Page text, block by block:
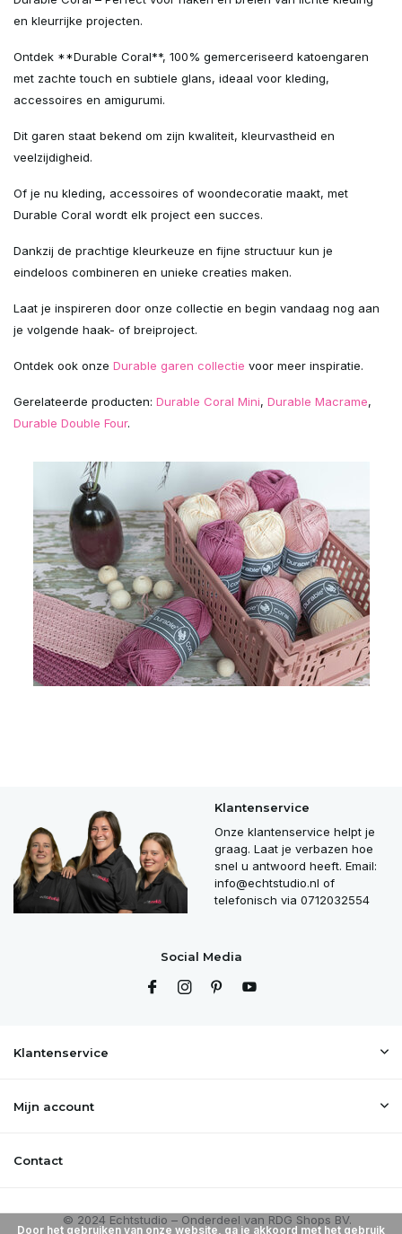
en kleurrijke projecten.
Ontdek **Durable Coral**, 100% gemerceriseerd katoengaren
met zachte touch en subtiele glans, ideaal voor kleding,
accessoires en amigurumi.
Dit garen staat bekend om zijn kwaliteit, kleurvastheid en
veelzijdigheid.
Of je nu kleding, accessoires of woondecoratie maakt, met
Durable Coral wordt elk project een succes.
Dankzij de prachtige kleurkeuze en fijne structuur kun je
eindeloos combineren en unieke creaties maken.
Laat je inspireren door onze collectie en begin vandaag nog aan
je volgende haak- of breiproject.
Ontdek ook onze Durable garen collectie voor meer inspiratie.
Gerelateerde producten: Durable Coral Mini, Durable Macrame,
Durable Double Four.
Klantenservice
Onze klantenservice helpt je
graag. Laat je verbazen hoe
snel u antwoord heeft. Email:
info@echtstudio.nl of
telefonisch via 0712032554
Social Media
Klantenservice
Mijn account
Contact
Door het gebruiken van onze website, ga je akkoord met het gebruik